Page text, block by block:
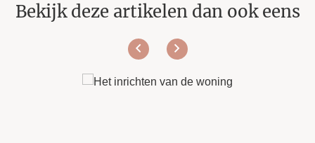
Bekijk deze artikelen dan ook eens